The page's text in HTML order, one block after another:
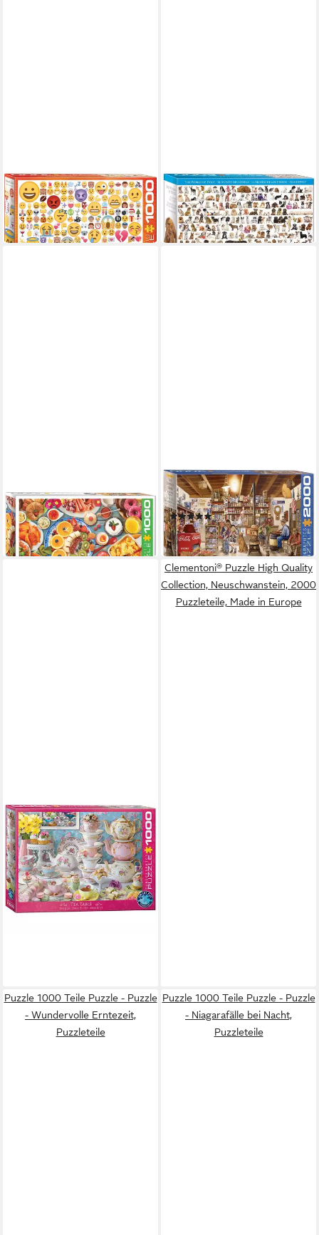
Puzzle 1000 Teile Puzzle -
Puzzle - sags mit Emojis
17,99 €
in 2-3 Werktagen bei dir
Puzzle 2000 Teile Puzzle -
Puzzle - Hundewelt
29,99 €
in 2-3 Werktagen bei dir
Puzzle - Frühstückstisch
17,99 €
in 2-3 Werktagen bei dir
Puzzle 2000 Teile Puzzle -
Puzzle - Der nostalgische
Dorfladen(1)
29,99 €
in 2-3 Werktagen bei dir
Puzzle - Teezeit
17,99 €
in 2-3 Werktagen bei dir
Clementoni® Puzzle High Quality
Collection, Neuschwanstein, 2000
Puzzleteile, Made in Europe
Puzzle 1000 Teile Puzzle - Puzzle
- Wundervolle Erntezeit,
Puzzleteile
Puzzle 1000 Teile Puzzle - Puzzle
- Niagarafälle bei Nacht,
Puzzleteile